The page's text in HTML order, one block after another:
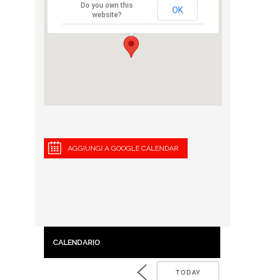
Piazza del Duomo - Firenze
View Eventi
Do you own this
website?
OK
AGGIUNGI A GOOGLE CALENDAR
CALENDARIO
TODAY